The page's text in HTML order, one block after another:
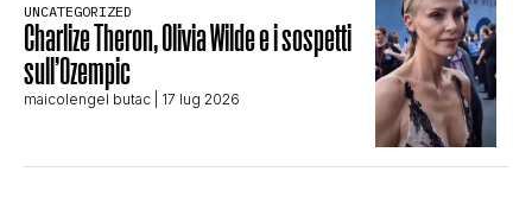
UNCATEGORIZED
Charlize Theron, Olivia Wilde e i sospetti
sull’Ozempic
maicolengel butac | 17 lug 2026